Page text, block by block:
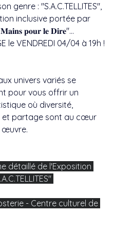
genre : "S.A.C.TELLITES",
inclusive portée par
𝐩𝐨𝐮𝐫 𝐥𝐞 𝐃𝐢𝐫𝐞"...
le VENDREDI 04/04 à 19h !
pour vous offrir un
où diversité,
et partage sont au cœur
œuvre.